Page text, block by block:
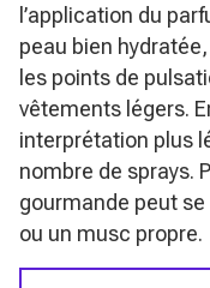
l’application du
peau bien
les points de
vêtements légers.
interprétation plus
nombre de sprays.
gourmande peut
ou un musc propre.